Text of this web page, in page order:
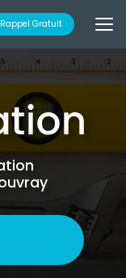
Rappel Gratuit